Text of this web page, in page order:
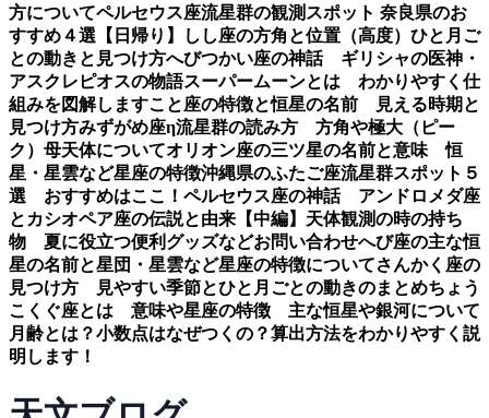
方についてペルセウス座流星群の観測スポット 奈良県のお
すすめ４選【日帰り】
しし座の方角と位置（高度）ひと月ご
との動きと見つけ方へびつかい座の神話 ギリシャの医神・
アスクレピオスの物語スーパームーンとは わかりやすく仕
組みを図解しますこと座の特徴と恒星の名前 見える時期と
見つけ方みずがめ座η流星群の読み方 方角や極大（ピー
ク）母天体についてオリオン座の三ツ星の名前と意味 恒
星・星雲など星座の特徴沖縄県のふたご座流星群スポット５
選 おすすめはここ！ ペルセウス座の神話 アンドロメダ座
とカシオペア座の伝説と由来【中編】 天体観測の時の持ち
物 夏に役立つ便利グッズなどお問い合わせへび座の主な恒
星の名前と星団・星雲など星座の特徴についてさんかく座の
見つけ方 見やすい季節とひと月ごとの動きのまとめちょう
こくぐ座とは 意味や星座の特徴 主な恒星や銀河について
月齢とは？小数点はなぜつくの？算出方法をわかりやすく説
明します！